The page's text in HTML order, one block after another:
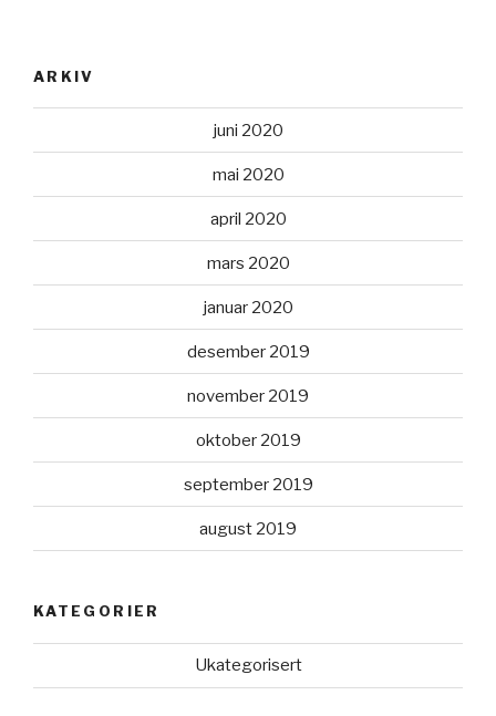
ARKIV
juni 2020
mai 2020
april 2020
mars 2020
januar 2020
desember 2019
november 2019
oktober 2019
september 2019
august 2019
KATEGORIER
Ukategorisert